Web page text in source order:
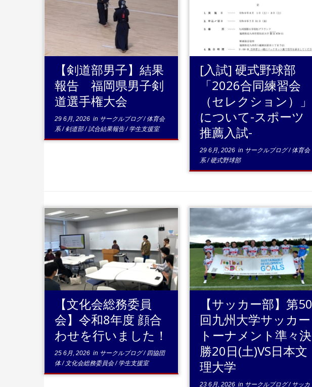
...続きを読む
【剣道部男子】結果
報告 福岡県男子剣
道選手権大会
29 6月, 2026 in サークルブログ/体育会
系/剣道部/試合結果報告/学生支援室
...続きを読む
[入試] 硬式野球部
「2026合同練習会
（セレクション）」
について-スポーツ
推薦入試-
29 6月, 2026 in サークルブログ/体育会
系/硬式野球部
...続きを読む
【文化会総務委員
会】令和8年度 顔合
わせを行いました！
25 6月, 2026 in サークルブログ/四協団
体/ 文化会総務委員会/学生支援室
...続きを読む
【サッカー部】第50
回九州大学サッカー
トーナメント準々決
勝20日(土)VS日本文
理大学
23 6月, 2026 in サークルブログ/ サッカ